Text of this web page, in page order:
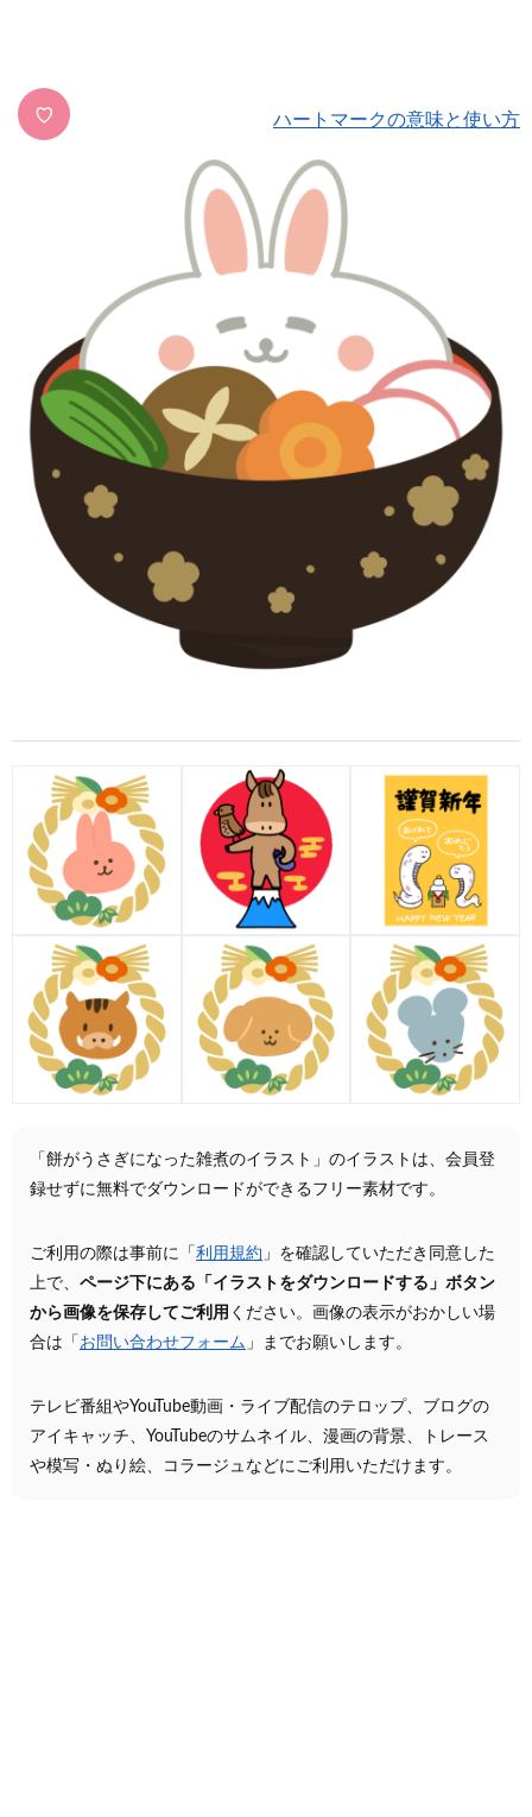
♡ ハートマークの意味と使い方
「餅がうさぎになった雑煮のイラスト」のイラストは、会員登
録せずに無料でダウンロードができるフリー素材です。
ご利用の際は事前に「 利用規約 」を確認していただき同意した
上で、 ページ下にある「イラストをダウンロードする」ボタン
から画像を保存してご利用 ください。画像の表示がおかしい場
合は「 お問い合わせフォーム 」までお願いします。
テレビ番組やYouTube動画・ライブ配信のテロップ、ブログの
アイキャッチ、YouTubeのサムネイル、漫画の背景、トレース
や模写・ぬり絵、コラージュなどにご利用いただけます。